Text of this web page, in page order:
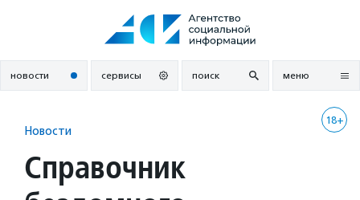
новости сервисы поиск меню
18+
Новости
Справочник